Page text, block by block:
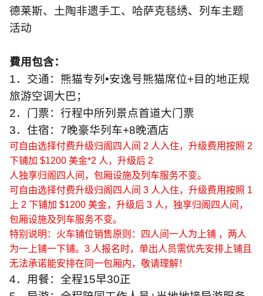
德莱斯、土陶非遗手工、哈萨克毯绣、列车主题
活动
費用包含：
1．交通：熊猫专列•安逸号熊猫席位+目的地正规
旅游空调大巴；
2．门票：行程中所列景点首道大门票
3．住宿： 7晚豪华列车+8晚酒店
可自由选择付费升级归阁四人间 2 人入住，升级费用按照 2
下铺加 $1200 美金*2 人，升级后 2
人独享归阁四人间，包厢设施及列车服务不变。
可自由选择付费升级归阁四人间 3 人入住，升级费用按照 1
上 2 下铺加 $1200 美金，升级后 3 人，独享归阁四人间，
包厢设施及列车服务不变。
特别说明：火车铺位销售原则：四人间一人为上铺 ，两人
为一上铺一下铺。 3 人报名时，单出人员需优先安排上铺且
无法承诺能安排在同一包厢内，敬请理解！
4．用餐：全程15早30正